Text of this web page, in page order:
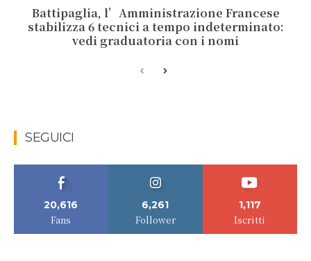
Battipaglia, l’Amministrazione Francese
stabilizza 6 tecnici a tempo indeterminato:
vedi graduatoria con i nomi
SEGUICI
20,616
Fans
6,261
Follower
1,117
Iscritti